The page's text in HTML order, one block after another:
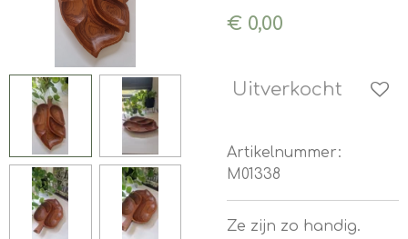
€ 0,00
Uitverkocht
Artikelnummer:
M01338
Ze zijn zo handig.